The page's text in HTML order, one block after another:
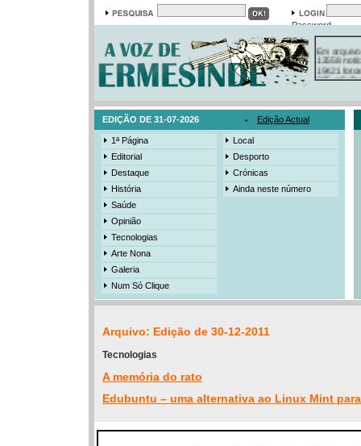
Password
Em arquivo
13558
19421
385
EDIÇÃO DE 31-07-2026 Edição Actual
1ª Página
Editorial
Destaque
História
Saúde
Opinião
Tecnologias
Arte Nona
Galeria
Num Só Clique
Local
Desporto
Crónicas
Ainda neste número
Arquivo: Edição de 30-12-2011
Tecnologias
A memória do rato
Edubuntu – uma alternativa ao Linux Mint